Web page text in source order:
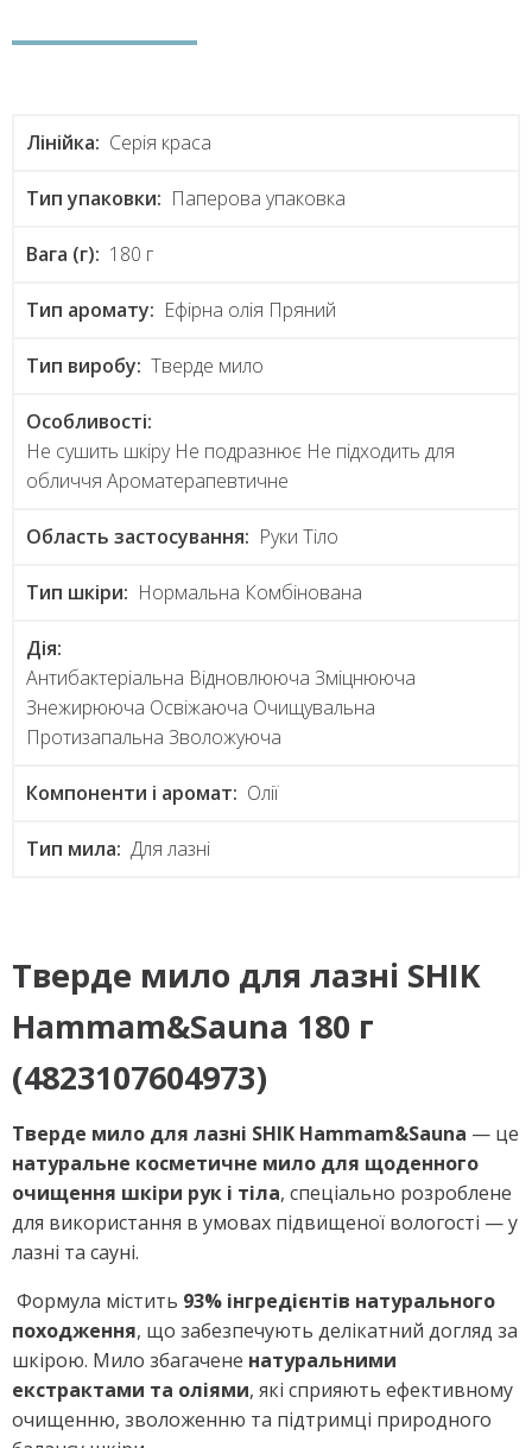
Лінійка: Серія краса
Тип упаковки: Паперова упаковка
Вага (г): 180 г
Тип аромату: Ефірна олія Пряний
Тип виробу: Тверде мило
Особливості:
Не сушить шкіру Не подразнює Не підходить для
обличчя Ароматерапевтичне
Область застосування: Руки Тіло
Тип шкіри: Нормальна Комбінована
Дія:
Антибактеріальна Відновлююча Зміцнююча
Знежирююча Освіжаюча Очищувальна
Протизапальна Зволожуюча
Компоненти і аромат: Олії
Тип мила: Для лазні
Тверде мило для лазні SHIK
Hammam&Sauna 180 г
(4823107604973)
Тверде мило для лазні SHIK Hammam&Sauna — це
натуральне косметичне мило для щоденного
очищення шкіри рук і тіла, спеціально розроблене
для використання в умовах підвищеної вологості — у
лазні та сауні.
Формула містить 93% інгредієнтів натурального
походження, що забезпечують делікатний догляд за
шкірою. Мило збагачене натуральними
екстрактами та оліями, які сприяють ефективному
очищенню, зволоженню та підтримці природного